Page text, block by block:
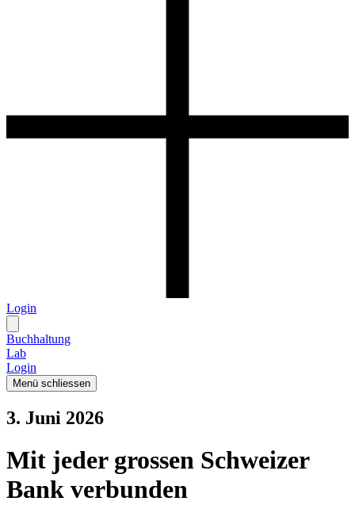
Login
Buchhaltung
Lab
Login
Menü schliessen
3. Juni 2026
Mit jeder grossen Schweizer
Bank verbunden